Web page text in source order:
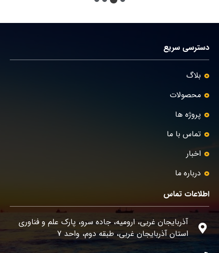
دسترسی سریع
بلاگ
محصولات
پروژه ها
تماس با ما
اخبار
درباره ما
اطلاعات تماس
آذربایجان غربی، ارومیه، جاده سرو، پارک علم و فناوری
استان آذربایجان غربی، طبقه دوم، واحد 7